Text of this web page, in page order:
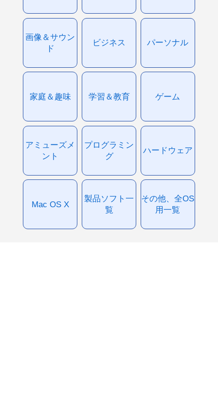
画像＆サウン
ド
ビジネス パーソナル
家庭＆趣味 学習＆教育 ゲーム
アミューズメ
ント
プログラミン
グ
ハードウェア
Mac OS X
製品ソフト一
覧
その他、全OS
用一覧